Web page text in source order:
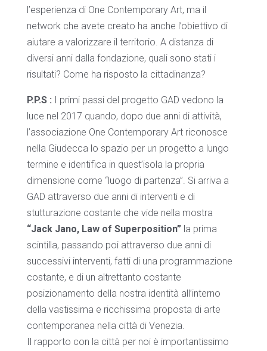
l’esperienza di One Contemporary Art, ma il
network che avete creato ha anche l’obiettivo di
aiutare a valorizzare il territorio. A distanza di
diversi anni dalla fondazione, quali sono stati i
risultati? Come ha risposto la cittadinanza?
P.P.S : I primi passi del progetto GAD vedono la
luce nel 2017 quando, dopo due anni di attività,
l’associazione One Contemporary Art riconosce
nella Giudecca lo spazio per un progetto a lungo
termine e identifica in quest’isola la propria
dimensione come “luogo di partenza”. Si arriva a
GAD attraverso due anni di interventi e di
stutturazione costante che vide nella mostra
“Jack Jano, Law of Superposition”la prima
scintilla, passando poi attraverso due anni di
successivi interventi, fatti di una programmazione
costante, e di un altrettanto costante
posizionamento della nostra identità all’interno
della vastissima e ricchissima proposta di arte
contemporanea nella città di Venezia.
Il rapporto con la città per noi è importantissimo